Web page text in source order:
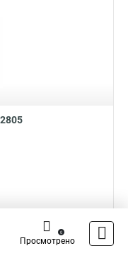
Просмотрено
0